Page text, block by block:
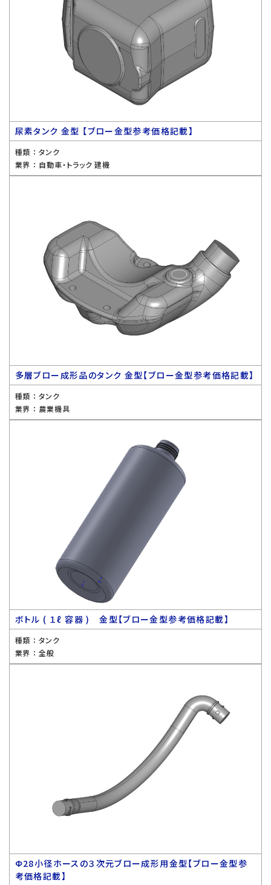
尿素タンク 金型 【ブロー金型参考価格記載】
種類 ： タンク
業界 ： 自動車・トラック 建機
多層ブロー成形品のタンク 金型【ブロー金型参考価格記載】
種類 ： タンク
業界 ： 農業機具
ボトル ( １ℓ 容器 ) 金型【ブロー金型参考価格記載】
種類 ： タンク
業界 ： 全般
Ф28小径ホースの３次元ブロー成形用金型【ブロー金型参
考価格記載】